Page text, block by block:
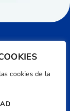
cookies de la